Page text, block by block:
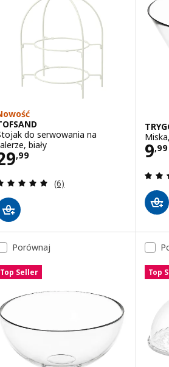
do serwowania na
biały
,99 29,99
Recenzja: 5 z 5 gwiazdki.
(6)
9,99
Porównaj
Top Seller Top